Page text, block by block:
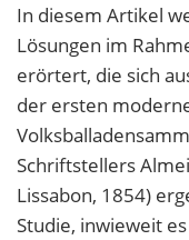
In diesem Artikel
Lösungen im
erörtert, die sich
der ersten
Schriftstellers
Lissabon, 1854)
Studie, inwieweit